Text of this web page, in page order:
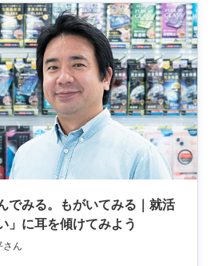
でみる。もがいてみる｜就活
」に耳を傾けてみよう
さん